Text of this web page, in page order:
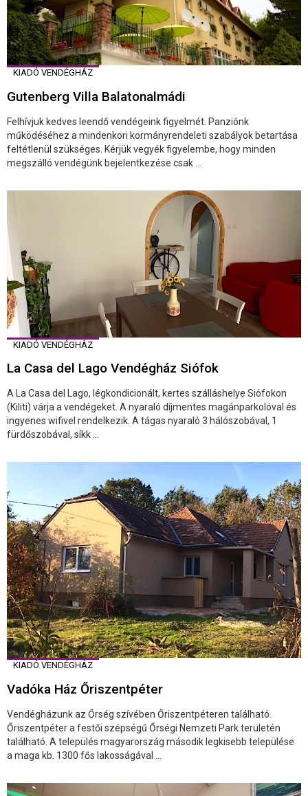
KIADÓ VENDÉGHÁZ
Gutenberg Villa Balatonalmádi
Felhívjuk kedves leendő vendégeink figyelmét. Panziónk
működéséhez a mindenkori kormányrendeleti szabályok betartása
feltétlenül szükséges. Kérjük vegyék figyelembe, hogy minden
megszálló vendégünk bejelentkezése csak ...
KIADÓ VENDÉGHÁZ
La Casa del Lago Vendégház Siófok
A La Casa del Lago, légkondicionált, kertes szálláshelye Siófokon
(Kiliti) várja a vendégeket. A nyaraló díjmentes magánparkolóval és
ingyenes wifivel rendelkezik. A tágas nyaraló 3 hálószobával, 1
fürdőszobával, síkk ...
KIADÓ VENDÉGHÁZ
Vadóka Ház Őriszentpéter
Vendégházunk az Őrség szívében Őriszentpéteren található.
Őriszentpéter a festői szépségű Őrségi Nemzeti Park területén
található. A település magyarország második legkisebb települése
a maga kb. 1300 fős lakosságával ...